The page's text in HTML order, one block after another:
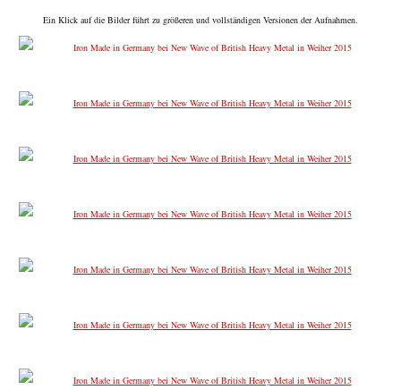
Ein Klick auf die Bilder führt zu größeren und vollständigen Versionen der Aufnahmen.